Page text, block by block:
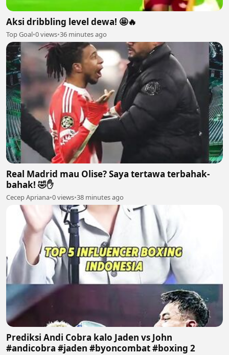
Aksi dribbling level dewa! 🤩🔥
Top Goal•0 views•36 minutes ago
Real Madrid mau Olise? Saya tertawa terbahak-
bahak! 🤣✋
Cecep Apriana•0 views•38 minutes ago
Prediksi Andi Cobra kalo Jaden vs John
#andicobra #jaden #byoncombat #boxing 2